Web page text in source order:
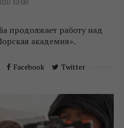
продолжает работу над
академия».
Facebook Twitter